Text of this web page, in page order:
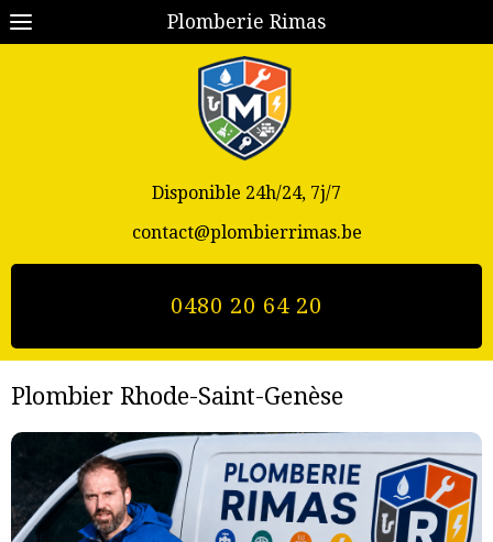
Plomberie Rimas
Disponible 24h/24, 7j/7
contact@plombierrimas.be
0480 20 64 20
Plombier Rhode-Saint-Genèse